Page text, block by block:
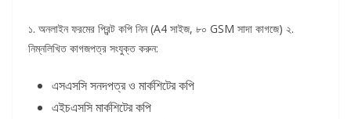
১. অনলাইন ফরমের প্রিন্ট কপি নিন (A4 সাইজ, ৮০ GSM সাদা কাগজে) ২.
নিম্নলিখিত কাগজপত্র সংযুক্ত করুন:
এসএসসি সনদপত্র ও মার্কশিটের কপি
এইচএসসি মার্কশিটের কপি